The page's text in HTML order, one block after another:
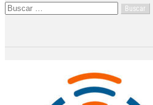
Buscar: